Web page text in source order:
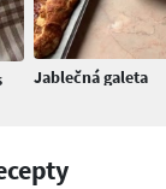
Jablečná galeta